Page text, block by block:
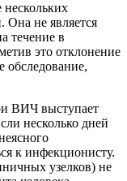
нескольких
Она не является
течение в
это отклонение
обследование,
ВИЧ выступает
несколько дней
к инфекционисту.
узелков) не